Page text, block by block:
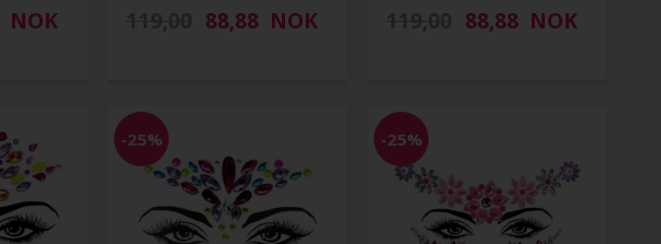
NOK 88,88 NOK 88,88 NOK
-25% -25%